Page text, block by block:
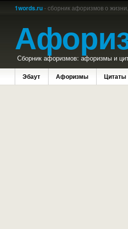
1words.ru- сборник афоризмов о
Сборник афоризмов: афоризмы и
Эбаут Афоризмы Цитаты